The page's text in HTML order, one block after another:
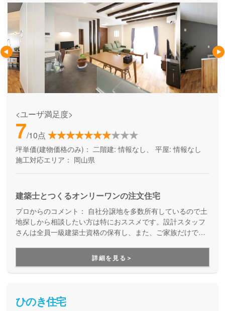
<ユーザ満足度>
7/10点
坪単価(建物価格のみ)： 二階建: 情報なし、 平屋: 情報なし
施工対応エリア： 岡山県
建築士とつくるオンリーワンの注文住宅
プロからのコメント： 自社分譲地を多数所有しているので土
地探しから相談したい方は特におススメです。設計スタッフ
さんは全員一級建築士資格の保有し、また、ご家族だけで見
ている工務店さんです。詳細を見る＞
ひのき住宅